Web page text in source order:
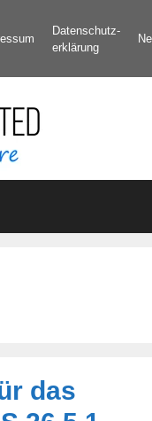
Datenschutz­
erklärung
das